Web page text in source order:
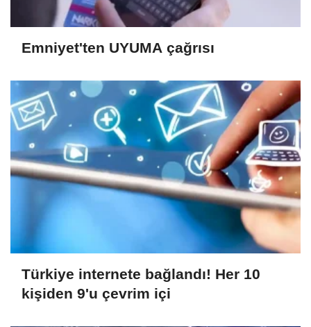
Emniyet'ten UYUMA çağrısı
Türkiye internete bağlandı! Her 10
kişiden 9'u çevrim içi